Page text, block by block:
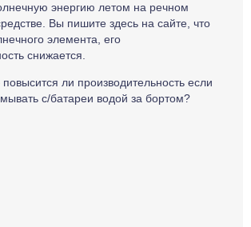
энергию летом на речном
Вы пишите здесь на сайте, что
элемента, его
снижается.
ли производительность если
с/батареи водой за бортом?